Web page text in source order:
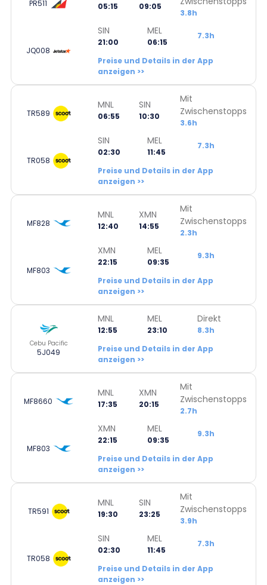
PR511 05:15 09:05
3.8h
JQ008
SIN
21:00
MEL
06:15
7.3h
Preise und Details in der App
anzeigen >>
TR589
MNL
06:55
SIN
10:30
Mit
Zwischenstopps
3.6h
TR058
SIN
02:30
MEL
11:45
7.3h
Preise und Details in der App
anzeigen >>
MF828
MNL
12:40
XMN
14:55
Mit
Zwischenstopps
2.3h
MF803
XMN
22:15
MEL
09:35
9.3h
Preise und Details in der App
anzeigen >>
Cebu Pacific
5J049
MNL
12:55
MEL
23:10
Direkt
8.3h
Preise und Details in der App
anzeigen >>
MF8660
MNL
17:35
XMN
20:15
Mit
Zwischenstopps
2.7h
MF803
XMN
22:15
MEL
09:35
9.3h
Preise und Details in der App
anzeigen >>
TR591
MNL
19:30
SIN
23:25
Mit
Zwischenstopps
3.9h
TR058
SIN
02:30
MEL
11:45
7.3h
Preise und Details in der App
anzeigen >>